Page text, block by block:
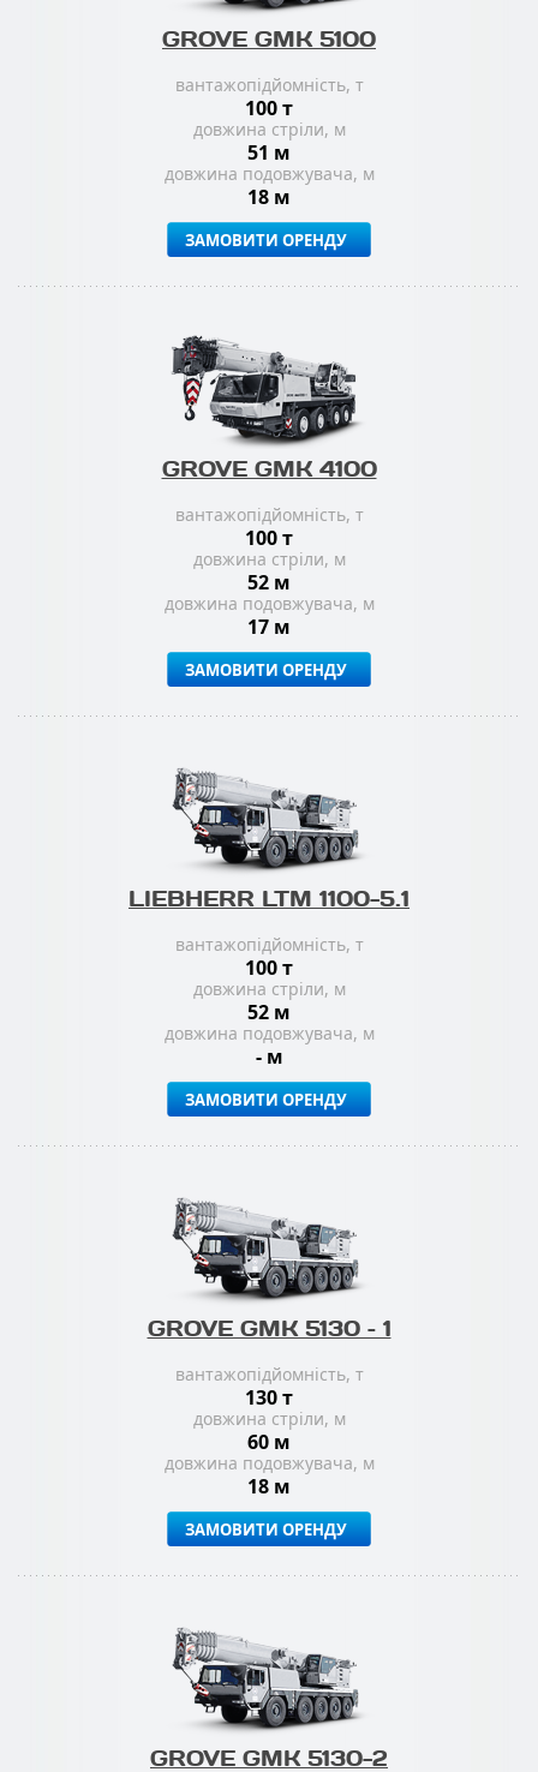
GROVE GMK 5100
вантажопідйомність, т
100 т
довжина стріли, м
51 м
довжина подовжувача, м
18 м
ЗАМОВИТИ ОРЕНДУ
GROVE GMK 4100
вантажопідйомність, т
100 т
довжина стріли, м
52 м
довжина подовжувача, м
17 м
ЗАМОВИТИ ОРЕНДУ
LIEBHERR LTM 1100-5.1
вантажопідйомність, т
100 т
довжина стріли, м
52 м
довжина подовжувача, м
- м
ЗАМОВИТИ ОРЕНДУ
GROVE GMK 5130 – 1
вантажопідйомність, т
130 т
довжина стріли, м
60 м
довжина подовжувача, м
18 м
ЗАМОВИТИ ОРЕНДУ
GROVE GMK 5130-2